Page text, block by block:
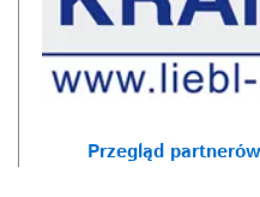
Przegląd